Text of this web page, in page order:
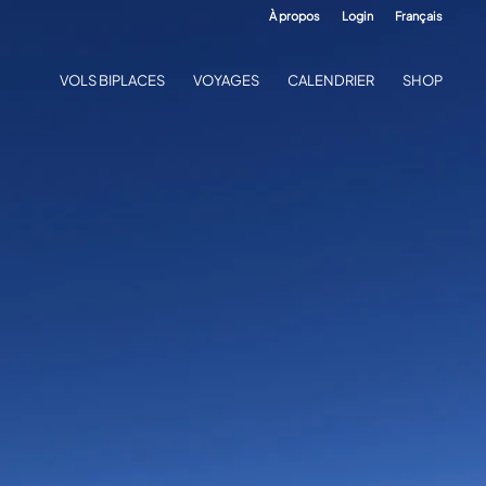
À propos Login Français
VOLS BIPLACES VOYAGES CALENDRIER SHOP